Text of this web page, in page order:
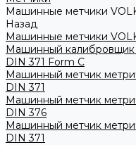
Машинные метчики
Назад
Машинные метчики
Машинный калибровщик
DIN 371 Form C
Машинный метчик
DIN 371
Машинный метчик
DIN 376
Машинный метчик
DIN 371